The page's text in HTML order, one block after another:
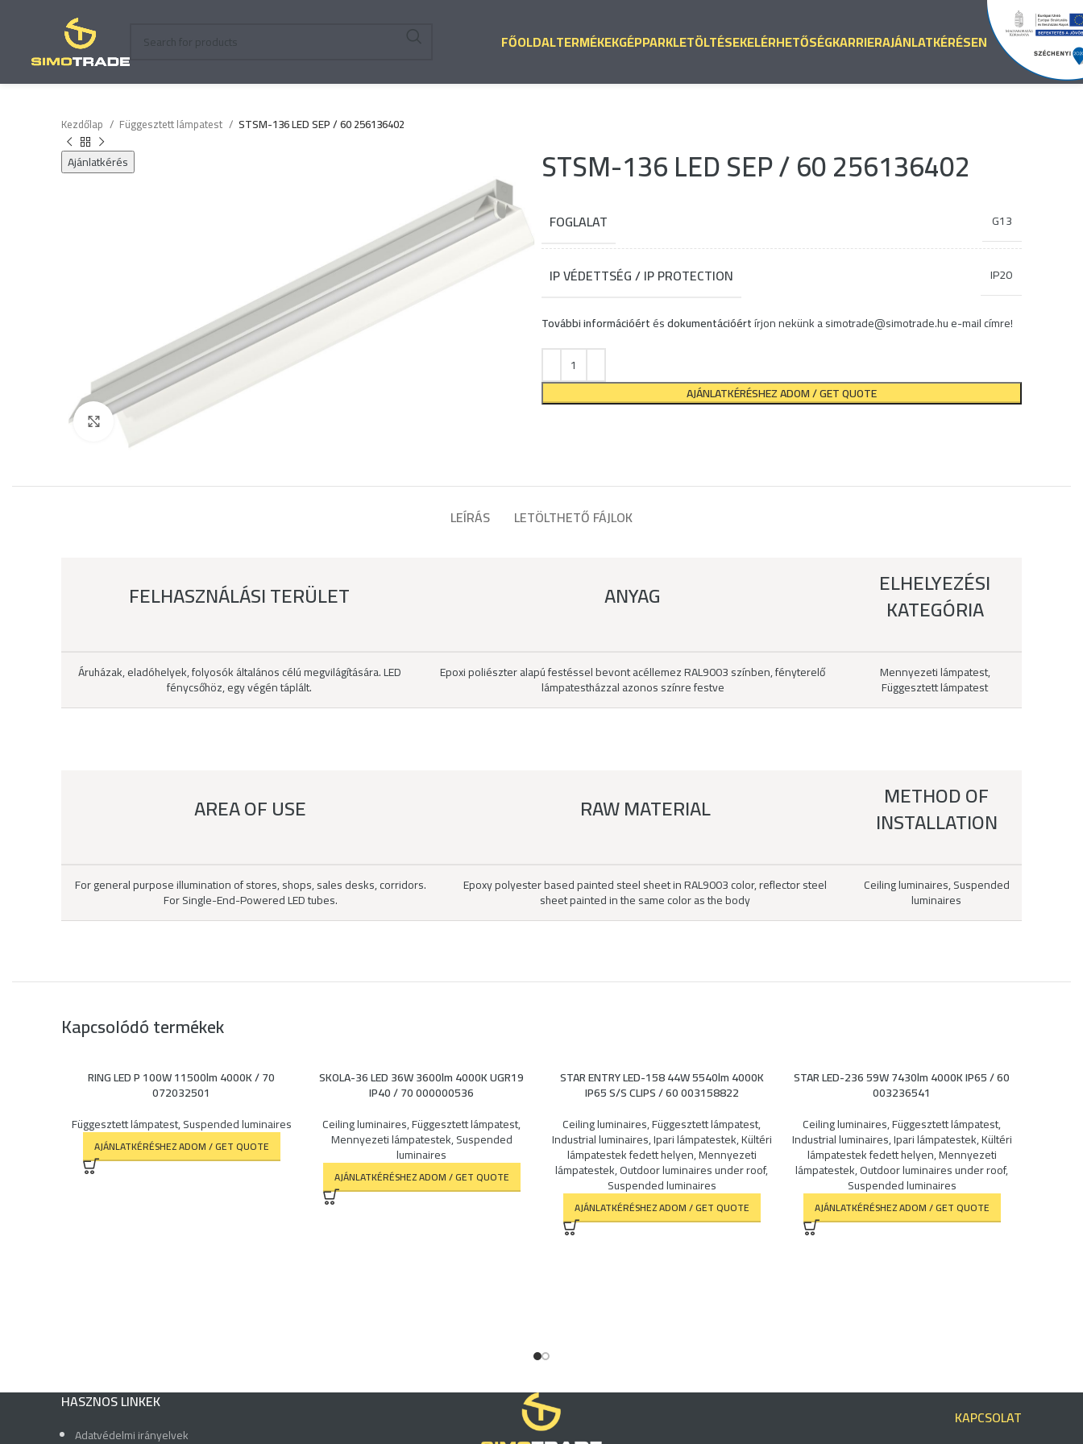
FŐOLDALTERMÉKEKGÉPPARKLETÖLTÉSEKELÉRHETŐSÉGKARRIERAJÁNLATKÉRÉSEN
Kezdőlap Függesztett lámpatest STSM-136 LED SEP / 60 256136402
Ajánlatkérés
Click to enlarge
STSM-136 LED SEP / 60 256136402
FOGLALAT G13
IP VÉDETTSÉG / IP PROTECTION IP20
További információértésdokumentációértírjon nekünk asimotrade@simotrade.hue-mail címre!
AJÁNLATKÉRÉSHEZ ADOM / GET QUOTE
LEÍRÁS LETÖLTHETŐ FÁJLOK
FELHASZNÁLÁSI TERÜLET ANYAG ELHELYEZÉSI
KATEGÓRIA
Áruházak, eladóhelyek, folyosók általános célú megvilágítására. LED
fénycsőhöz, egy végén táplált.
Epoxi poliészter alapú festéssel bevont acéllemez RAL9003 színben, fényterelő
lámpatestházzal azonos színre festve
Mennyezeti lámpatest,
Függesztett lámpatest
AREA OF USE RAW MATERIAL METHOD OF
INSTALLATION
For general purpose illumination of stores, shops, sales desks, corridors.
For Single-End-Powered LED tubes.
Epoxy polyester based painted steel sheet in RAL9003 color, reflector steel
sheet painted in the same color as the body
Ceiling luminaires, Suspended
luminaires
Kapcsolódó termékek
RING LED P 100W 11500lm 4000K / 70
072032501
Függesztett lámpatest,Suspended luminaires
AJÁNLATKÉRÉSHEZ ADOM / GET QUOTE
SKOLA-36 LED 36W 3600lm 4000K UGR19
IP40 / 70 000000536
Ceiling luminaires,Függesztett lámpatest,
Mennyezeti lámpatestek,Suspended
luminaires
AJÁNLATKÉRÉSHEZ ADOM / GET QUOTE
STAR ENTRY LED-158 44W 5540lm 4000K
IP65 S/S CLIPS / 60 003158822
Ceiling luminaires,Függesztett lámpatest,
Industrial luminaires,Ipari lámpatestek,Kültéri
lámpatestek fedett helyen,Mennyezeti
lámpatestek,Outdoor luminaires under roof,
Suspended luminaires
AJÁNLATKÉRÉSHEZ ADOM / GET QUOTE
STAR LED-236 59W 7430lm 4000K IP65 / 60
003236541
Ceiling luminaires,Függesztett lámpatest,
Industrial luminaires,Ipari lámpatestek,Kültéri
lámpatestek fedett helyen,Mennyezeti
lámpatestek,Outdoor luminaires under roof,
Suspended luminaires
AJÁNLATKÉRÉSHEZ ADOM / GET QUOTE
HASZNOS LINKEK
Adatvédelmi irányelvek
KAPCSOLAT